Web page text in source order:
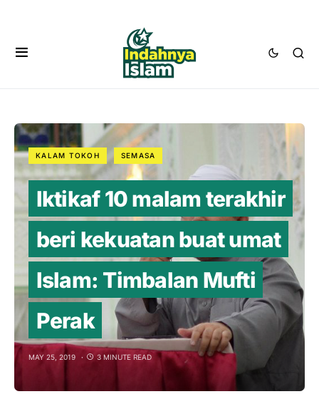
KALAM TOKOH SEMASA
Iktikaf 10 malam terakhir
beri kekuatan buat umat
Islam: Timbalan Mufti
Perak
MAY 25, 2019 3 MINUTE READ